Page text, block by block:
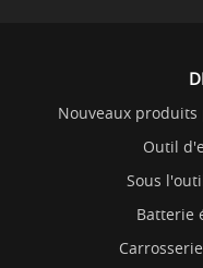
Nouveaux produits
Outil
Sous
Batterie